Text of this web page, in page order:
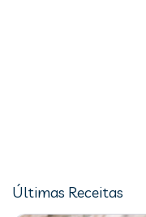
Últimas Receitas